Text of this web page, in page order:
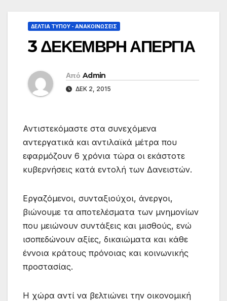
ΔΕΛΤΊΑ ΤΎΠΟΥ - ΑΝΑΚΟΙΝΏΣΕΙΣ
3 ΔΕΚΕΜΒΡΗ ΑΠΕΡΓΙΑ
Από Admin
ΔΕΚ 2, 2015
Αντιστεκόμαστε στα συνεχόμενα
αντεργατικά και αντιλαϊκά μέτρα που
εφαρμόζουν 6 χρόνια τώρα οι εκάστοτε
κυβερνήσεις κατά εντολή των Δανειστών.
Εργαζόμενοι, συνταξιούχοι, άνεργοι,
βιώνουμε τα αποτελέσματα των μνημονίων
που μειώνουν συντάξεις και μισθούς, ενώ
ισοπεδώνουν αξίες, δικαιώματα και κάθε
έννοια κράτους πρόνοιας και κοινωνικής
προστασίας.
Η χώρα αντί να βελτιώνει την οικονομική